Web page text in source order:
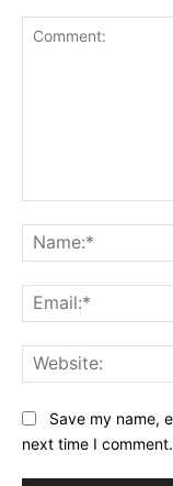
Save my name,
next time I comment.